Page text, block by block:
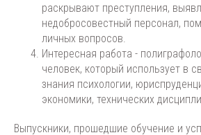
раскрывают преступления,
недобросовестный персонал,
личных вопросов.
Интересная работа -
человек, который использует в
знания психологии,
экономики, технических
Выпускники, прошедшие обучение и